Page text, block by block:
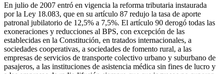
En julio de 2007 entró en vigencia la reforma tributaria instaurada
por la Ley 18.083, que en su artículo 87 redujo la tasa de aporte
patronal jubilatorio de 12,5% a 7,5%. El artículo 90 derogó todas las
exoneraciones y reducciones al BPS, con excepción de las
establecidas en la Constitución, en tratados internacionales, a
sociedades cooperativas, a sociedades de fomento rural, a las
empresas de servicios de transporte colectivo urbano y suburbano de
pasajeros, a las instituciones de asistencia médica sin fines de lucro y